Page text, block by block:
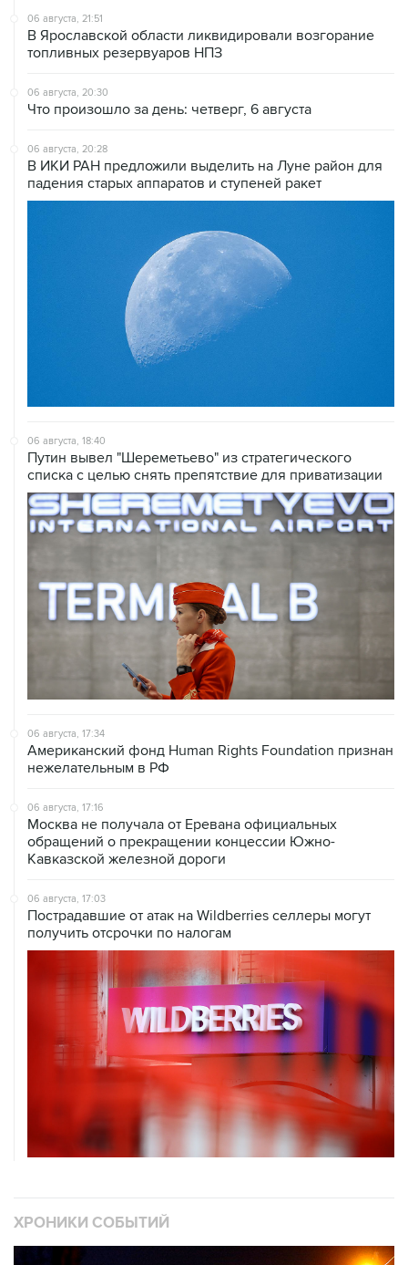
06 августа, 21:51
В Ярославской области ликвидировали возгорание
топливных резервуаров НПЗ
06 августа, 20:30
Что произошло за день: четверг, 6 августа
06 августа, 20:28
В ИКИ РАН предложили выделить на Луне район для
падения старых аппаратов и ступеней ракет
06 августа, 18:40
Путин вывел "Шереметьево" из стратегического
списка с целью снять препятствие для приватизации
06 августа, 17:34
Американский фонд Human Rights Foundation признан
нежелательным в РФ
06 августа, 17:16
Москва не получала от Еревана официальных
обращений о прекращении концессии Южно-
Кавказской железной дороги
06 августа, 17:03
Пострадавшие от атак на Wildberries селлеры могут
получить отсрочки по налогам
ХРОНИКИ СОБЫТИЙ